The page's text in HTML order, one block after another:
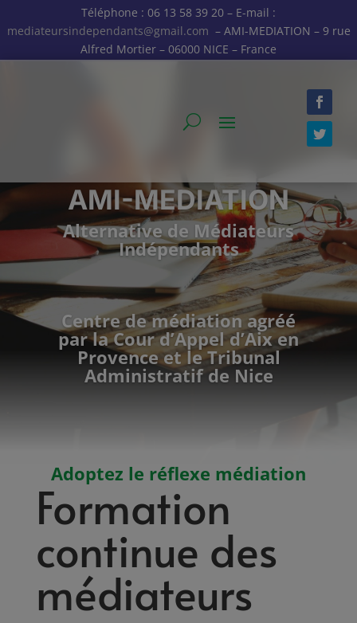
Téléphone : 06 13 58 39 20 – E-mail :
mediateursindependants@gmail.com – AMI-MEDIATION – 9 rue
Alfred Mortier – 06000 NICE – France
AMI-MEDIATION
Alternative de Médiateurs
Indépendants
Centre de médiation agréé
par la Cour d’Appel d’Aix en
Provence et le Tribunal
Administratif de Nice
Adoptez le réflexe médiation
Formation
continue des
médiateurs